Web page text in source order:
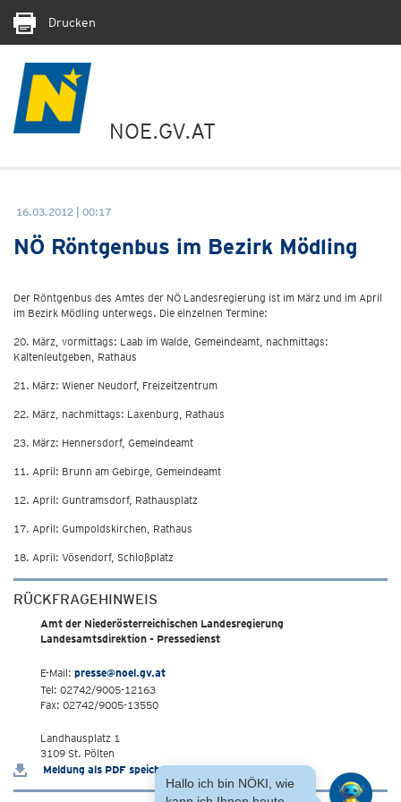
Drucken
NOE.GV.AT
16.03.2012 | 00:17
NÖ Röntgenbus im Bezirk Mödling
Der Röntgenbus des Amtes der NÖ Landesregierung ist im März und im April
im Bezirk Mödling unterwegs. Die einzelnen Termine:
20. März, vormittags: Laab im Walde, Gemeindeamt, nachmittags:
Kaltenleutgeben, Rathaus
21. März: Wiener Neudorf, Freizeitzentrum
22. März, nachmittags: Laxenburg, Rathaus
23. März: Hennersdorf, Gemeindeamt
11. April: Brunn am Gebirge, Gemeindeamt
12. April: Guntramsdorf, Rathausplatz
17. April: Gumpoldskirchen, Rathaus
18. April: Vösendorf, Schloßplatz
RÜCKFRAGEHINWEIS
Amt der Niederösterreichischen Landesregierung
Landesamtsdirektion - Pressedienst
E-Mail: presse@noel.gv.at
Tel: 02742/9005-12163
Fax: 02742/9005-13550
Landhausplatz 1
3109 St. Pölten
Meldung als PDF speichern
Hallo ich bin NÖKI, wie